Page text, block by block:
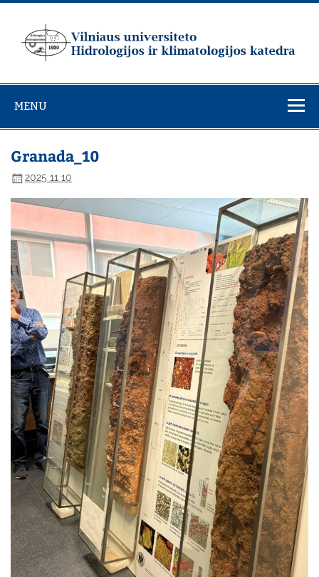
Skip
universiteto
Hidrologijos ir
klimatologijos
MENU
Granada_10
2025 11 10